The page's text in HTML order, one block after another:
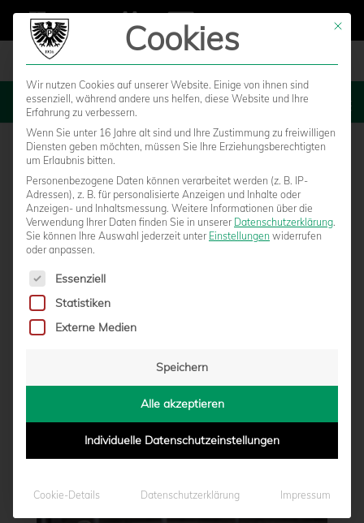
MENU
SC Fortuna Köln – SC Preußen
Münster
Mit
Cookies
Wir nutzen Cookies auf unserer Website. Einige von ihnen sind
essenziell, während andere uns helfen, diese Website und Ihre
Erfahrung zu verbessern.
Wenn Sie unter 16 Jahre alt sind und Ihre Zustimmung zu freiwilligen
Diensten geben möchten, müssen Sie Ihre Erziehungsberechtigten
um Erlaubnis bitten.
Personenbezogene Daten können verarbeitet werden (z. B. IP-
Adressen), z. B. für personalisierte Anzeigen und Inhalte oder
Anzeigen- und Inhaltsmessung. Weitere Informationen über die
Verwendung Ihrer Daten finden Sie in unserer Datenschutzerklärung.
Sie können Ihre Auswahl jederzeit unter Einstellungen widerrufen
oder anpassen.
Es folgt eine Liste der Service-Gruppen, für die eine
Essenziell
Statistiken
Externe Medien
Speichern
Alle akzeptieren
Individuelle Datenschutzeinstellungen
Cookie-Details Datenschutzerklärung Impressum